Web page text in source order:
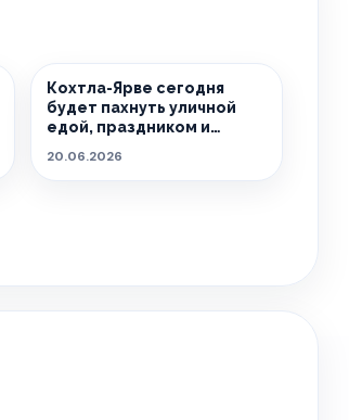
Кохтла-Ярве сегодня
будет пахнуть уличной
едой, праздником и
20.06.2026